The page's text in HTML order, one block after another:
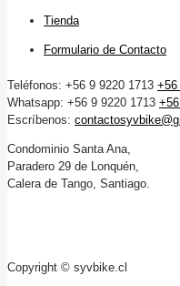
Tienda
Formulario de Contacto
Teléfonos: +56 9 9220 1713 +56
Whatsapp: +56 9 9220 1713
Escríbenos:
Condominio Santa Ana,
Paradero 29 de Lonquén,
Calera de Tango, Santiago.
Copyright © syvbike.cl